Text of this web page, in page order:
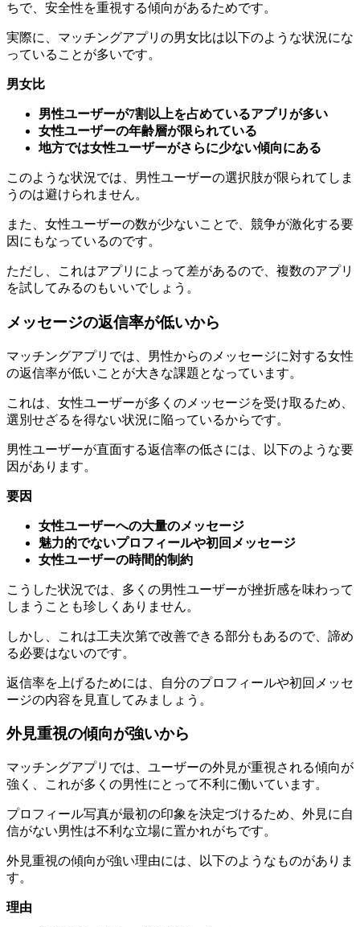
ちで、安全性を重視する傾向があるためです。
実際に、マッチングアプリの男女比は以下のような状況にな
っていることが多いです。
男女比
男性ユーザーが7割以上を占めているアプリが多い
女性ユーザーの年齢層が限られている
地方では女性ユーザーがさらに少ない傾向にある
このような状況では、男性ユーザーの選択肢が限られてしま
うのは避けられません。
また、女性ユーザーの数が少ないことで、競争が激化する要
因にもなっているのです。
ただし、これはアプリによって差があるので、複数のアプリ
を試してみるのもいいでしょう。
メッセージの返信率が低いから
マッチングアプリでは、男性からのメッセージに対する女性
の返信率が低いことが大きな課題となっています。
これは、女性ユーザーが多くのメッセージを受け取るため、
選別せざるを得ない状況に陥っているからです。
男性ユーザーが直面する返信率の低さには、以下のような要
因があります。
要因
女性ユーザーへの大量のメッセージ
魅力的でないプロフィールや初回メッセージ
女性ユーザーの時間的制約
こうした状況では、多くの男性ユーザーが挫折感を味わって
しまうことも珍しくありません。
しかし、これは工夫次第で改善できる部分もあるので、諦め
る必要はないのです。
返信率を上げるためには、自分のプロフィールや初回メッセ
ージの内容を見直してみましょう。
外見重視の傾向が強いから
マッチングアプリでは、ユーザーの外見が重視される傾向が
強く、これが多くの男性にとって不利に働いています。
プロフィール写真が最初の印象を決定づけるため、外見に自
信がない男性は不利な立場に置かれがちです。
外見重視の傾向が強い理由には、以下のようなものがありま
す。
理由